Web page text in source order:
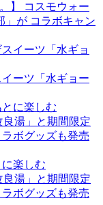
】 コスモウォー
」が コラボキャン
ーツ「水ギョー
楽しむ
湯」と期間限定
ボグッズも発売